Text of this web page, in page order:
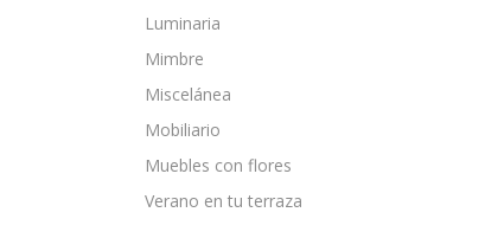
Luminaria
Mimbre
Miscelánea
Mobiliario
Muebles con flores
Verano en tu terraza